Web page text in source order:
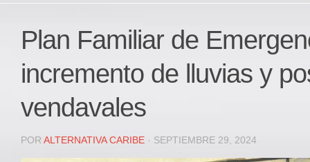
Politica
Deportes
JUDICIAL
REGIONAL
DEPARTAMENTAL
Internacional
Plan Familiar de
incremento de lluvias y
vendavales
POR ALTERNATIVA CARIBE · SEPTIEMBRE 29, 2024